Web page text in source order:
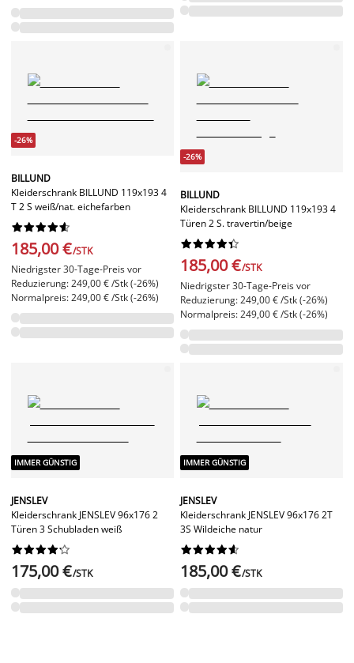
-26%
BILLUND
Kleiderschrank BILLUND 119x193 4
T 2 S weiß/nat. eichefarben






185,00 €/STK
Niedrigster 30-Tage-Preis vor
Reduzierung: 249,00 € /Stk (-26%)
Normalpreis: 249,00 € /Stk (-26%)
-26%
BILLUND
Kleiderschrank BILLUND 119x193 4
Türen 2 S. travertin/beige






185,00 €/STK
Niedrigster 30-Tage-Preis vor
Reduzierung: 249,00 € /Stk (-26%)
Normalpreis: 249,00 € /Stk (-26%)
IMMER GÜNSTIG
JENSLEV
Kleiderschrank JENSLEV 96x176 2
Türen 3 Schubladen weiß






175,00 €/STK
IMMER GÜNSTIG
JENSLEV
Kleiderschrank JENSLEV 96x176 2T
3S Wildeiche natur






185,00 €/STK